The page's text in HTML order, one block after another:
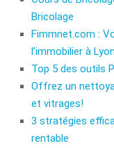
Bricolage
Fimmnet.com :
l’immobilier à Lyon
Top 5 des outils
Offrez un
et vitrages!
3 stratégies
rentable